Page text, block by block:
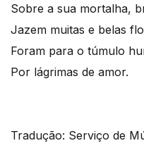
Sobre a sua mortalha,
Jazem muitas e belas
Foram para o túmulo
Por lágrimas de amor.
Tradução: Serviço de